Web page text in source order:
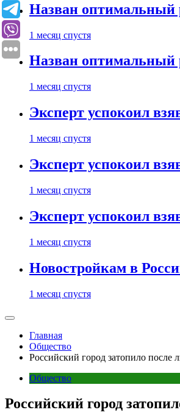
Назван оптимальный
1 месяц спустя
Назван оптимальный
1 месяц спустя
Эксперт успокоил
1 месяц спустя
Эксперт успокоил
1 месяц спустя
Эксперт успокоил
1 месяц спустя
Новостройкам в
1 месяц спустя
Главная
Общество
Российский город затопило после
Общество
Российский город